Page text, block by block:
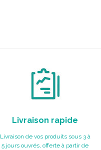
Livraison rapide
Livraison de vos produits sous 3 à
5 jours ouvrés, offerte à partir de